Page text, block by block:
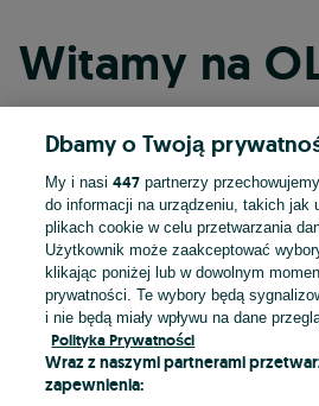
Witamy na
Kontynuuj przez
Kontynuuj przez
Kontynuuj przez
LUB
Dbamy o Twoją
My i nasi447 partnerzy
do informacji na urządzeniu, takich jak
plikach cookie w celu przetwarzania
Użytkownik może zaakceptować
klikając poniżej lub w dowolnym
prywatności. Te wybory będą
i nie będą miały wpływu na dane
Polityka Prywatności
Wraz z naszymi partnerami
zapewnienia: